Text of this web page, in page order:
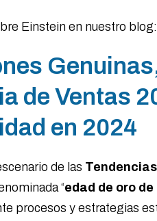
Einstein en nuestro
de Ventas
en 2024
de las
“edad de oro
procesos y estrategias